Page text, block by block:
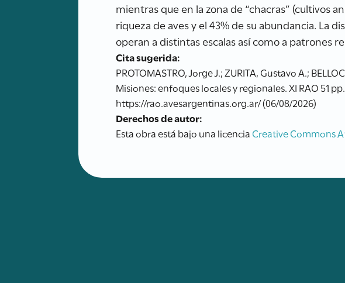
mientras que en la zona de “chacras” (cultivos
riqueza de aves y el 43% de su abundancia. La
operan a distintas escalas así como a patrones
Cita sugerida:
PROTOMASTRO, Jorge J.; ZURITA, Gustavo A.;
Misiones: enfoques locales y regionales. XI RAO 51
https://rao.avesargentinas.org.ar/ (06/08/2026)
Derechos de autor:
Esta obra está bajo una licencia Creative Commons